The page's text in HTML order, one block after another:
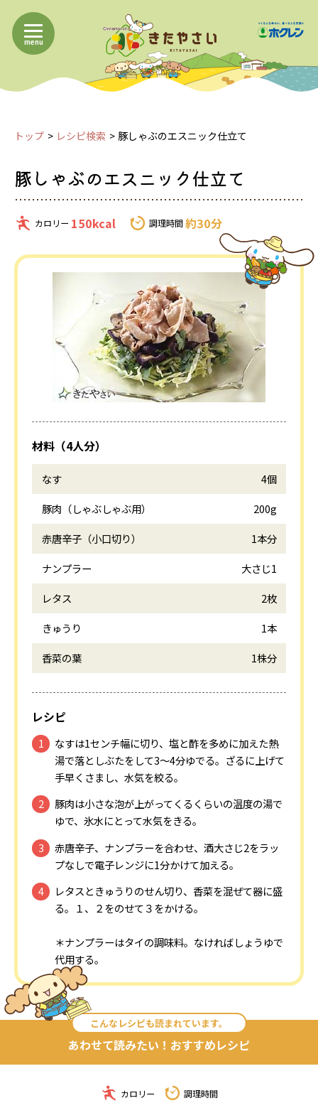
menu
トップ レシピ検索 豚しゃぶのエスニック仕立て
豚しゃぶのエスニック仕立て
カロリー 150kcal 調理時間 約30分
材料（4人分）
なす
4個
豚肉（しゃぶしゃぶ用）
200g
赤唐辛子（小口切り）
1本分
ナンプラー
大さじ1
レタス
2枚
きゅうり
1本
香菜の葉
1株分
レシピ
なすは1センチ幅に切り、塩と酢を多めに加えた熱
湯で落としぶたをして3～4分ゆでる。ざるに上げて
手早くさまし、水気を絞る。
豚肉は小さな泡が上がってくるくらいの温度の湯で
ゆで、氷水にとって水気をきる。
赤唐辛子、ナンプラーを合わせ、酒大さじ2をラッ
プなしで電子レンジに1分かけて加える。
レタスときゅうりのせん切り、香菜を混ぜて器に盛
る。１、２をのせて３をかける。
＊ナンプラーはタイの調味料。なければしょうゆで
代用する。
こんなレシピも読まれています。
あわせて読みたい！おすすめレシピ
カロリー 調理時間